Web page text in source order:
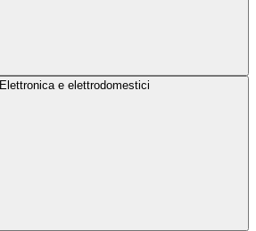
Elettronica e elettrodomestici